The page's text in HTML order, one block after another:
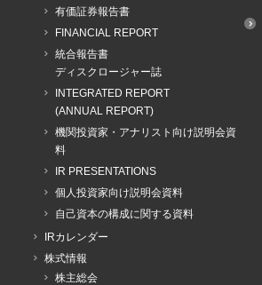
有価証券報告書
FINANCIAL REPORT
統合報告書
ディスクロージャー誌
INTEGRATED REPORT
(ANNUAL REPORT)
機関投資家・アナリスト向け説明会資
料
IR PRESENTATIONS
個人投資家向け説明会資料
自己資本の構成に関する資料
IRカレンダー
株式情報
株主総会